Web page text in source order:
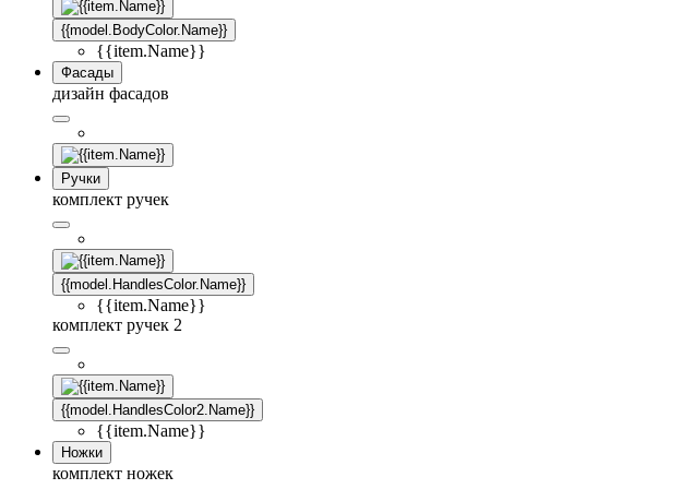
{{model.BodyColor.Name}}
{{item.Name}}
Фасады
дизайн фасадов
Ручки
комплект ручек
{{model.HandlesColor.Name}}
{{item.Name}}
комплект ручек 2
{{model.HandlesColor2.Name}}
{{item.Name}}
Ножки
комплект ножек